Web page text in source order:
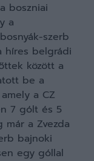
boszniai
a
szerb
híres belgrádi
között a
be a
a CZ
7 gólt és 5
a Zvezda
bajnoki
egy góllal